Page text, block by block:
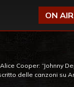
ON AIR
Alice Cooper: “Johnny
delle canzoni su